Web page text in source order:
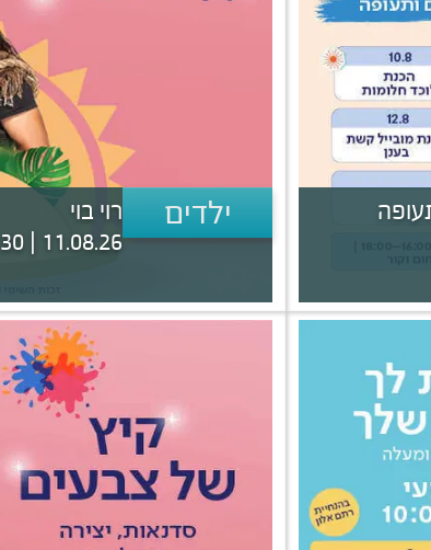
ילדים
רוי בוי
11.08.26 | 17:30 - 18:30